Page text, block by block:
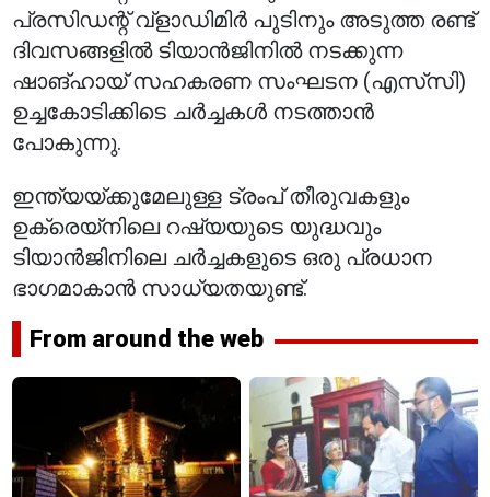
പ്രസിഡന്റ് വ്‌ളാഡിമിർ പുടിനും അടുത്ത രണ്ട്
ദിവസങ്ങളിൽ ടിയാൻജിനിൽ നടക്കുന്ന
ഷാങ്ഹായ് സഹകരണ സംഘടന (എസ്‌സി)
ഉച്ചകോടിക്കിടെ ചർച്ചകൾ നടത്താൻ
പോകുന്നു.
ഇന്ത്യയ്ക്കുമേലുള്ള ട്രംപ് തീരുവകളും
ഉക്രെയ്‌നിലെ റഷ്യയുടെ യുദ്ധവും
ടിയാൻജിനിലെ ചർച്ചകളുടെ ഒരു പ്രധാന
ഭാഗമാകാൻ സാധ്യതയുണ്ട്.
From around the web